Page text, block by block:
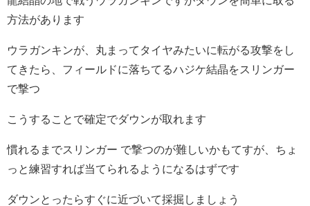
方法があります
ウラガンキンが、丸まってタイヤみたいに転がる攻撃をし
てきたら、フィールドに落ちてるハジケ結晶をスリンガー
で撃つ
こうすることで確定でダウンが取れます
慣れるまでスリンガー で撃つのが難しいかもてすが、ちょ
っと練習すれば当てられるようになるはずです
ダウンとったらすぐに近づいて採掘しましょう